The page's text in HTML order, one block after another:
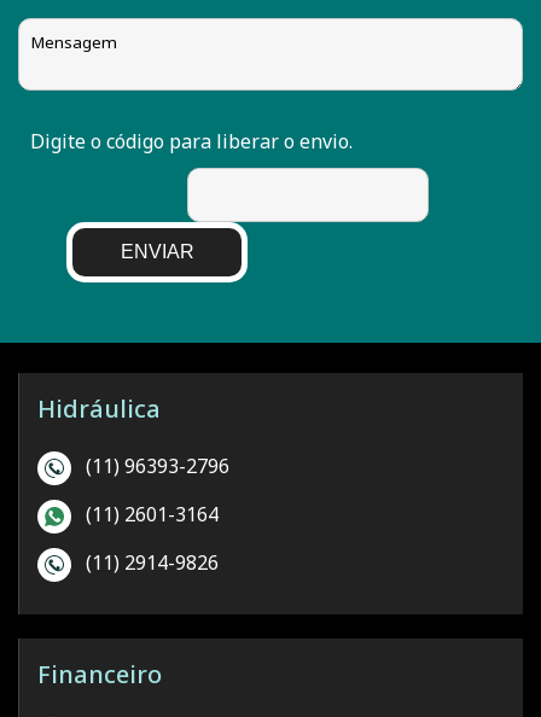
Digite o código para liberar o envio.
ENVIAR
Hidráulica
(11) 96393-2796
(11) 2601-3164
(11) 2914-9826
Financeiro